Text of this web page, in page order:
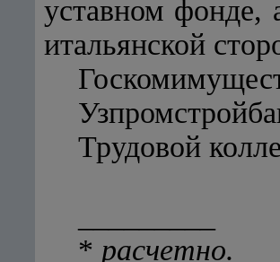
уставном фонде,
итальянской
Трудовой
* расчетно.